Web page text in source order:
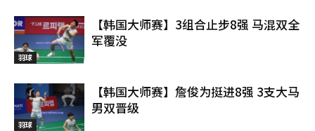
羽球
【韩国大师赛】3组合止步8强 马混双全
军覆没
羽球
【韩国大师赛】詹俊为挺进8强 3支大马
男双晋级